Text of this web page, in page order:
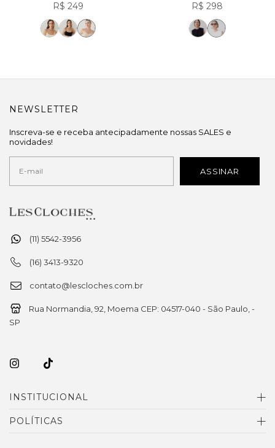
R$ 249 R$ 298
(11) 5542-3956
(16) 3413-9320
contato@lescloches.com.br
Rua Normandia, 92, Moema CEP: 04517-040 - São Paulo, -
SP
INSTITUCIONAL
POLÍTICAS
NEWSLETTER
Inscreva-se e receba antecipadamente nossas SALES e
novidades!